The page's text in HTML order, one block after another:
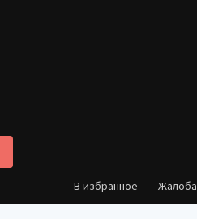
В избранное Жалоба